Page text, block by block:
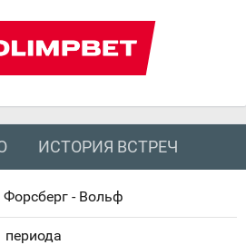
ИСТОРИЯ ВСТРЕЧ
Форсберг - Вольф
периода